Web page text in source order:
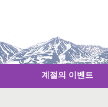
계절의 이벤트